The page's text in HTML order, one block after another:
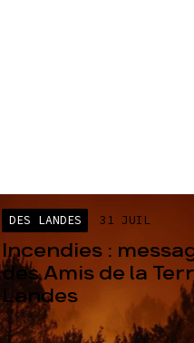
DES LANDES 31 JUIL
Incendies :
des Amis de la
Landes